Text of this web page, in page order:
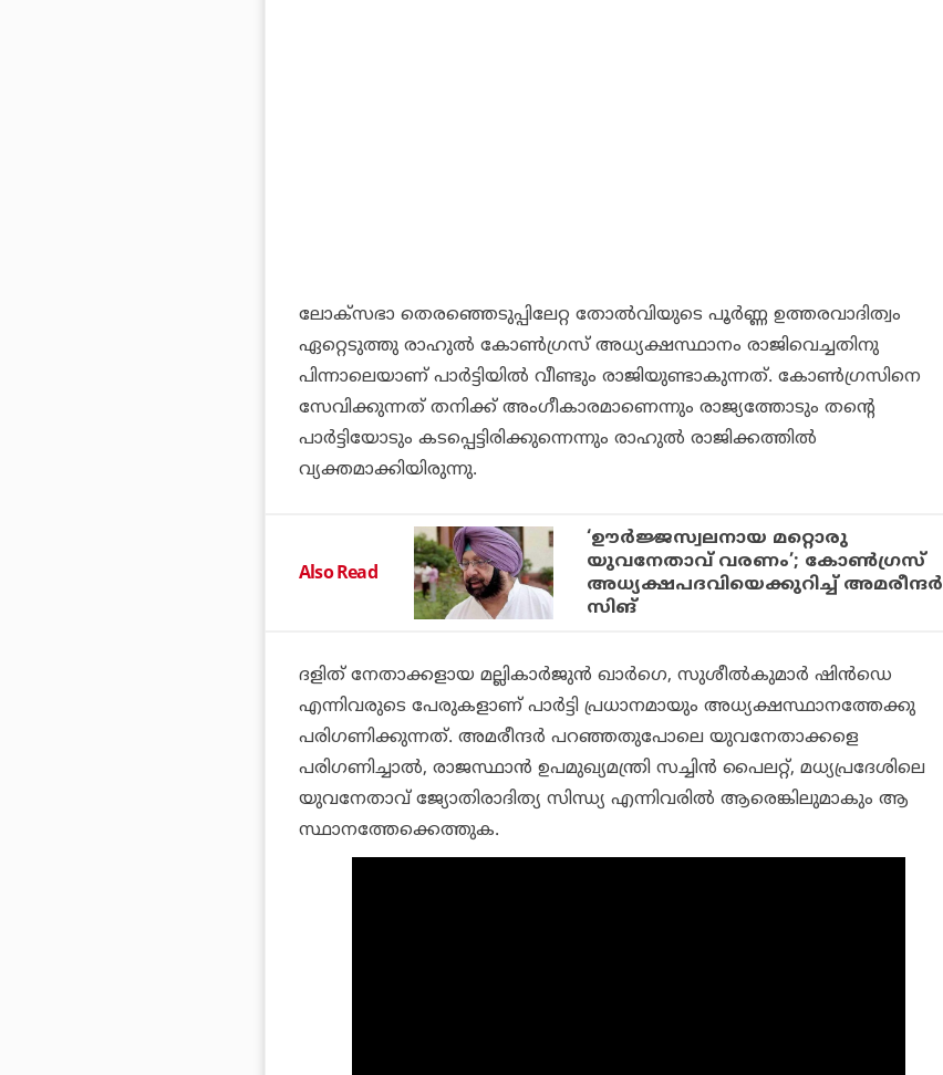
ലോക്‌സഭാ തെരഞ്ഞെടുപ്പിലേറ്റ തോല്‍വിയുടെ പൂര്‍ണ്ണ ഉത്തരവാദിത്വം
ഏറ്റെടുത്തു രാഹുല്‍ കോണ്‍ഗ്രസ് അധ്യക്ഷസ്ഥാനം രാജിവെച്ചതിനു
പിന്നാലെയാണ് പാര്‍ട്ടിയില്‍ വീണ്ടും രാജിയുണ്ടാകുന്നത്. കോണ്‍ഗ്രസിനെ
സേവിക്കുന്നത് തനിക്ക് അംഗീകാരമാണെന്നും രാജ്യത്തോടും തന്റെ
പാര്‍ട്ടിയോടും കടപ്പെട്ടിരിക്കുന്നെന്നും രാഹുല്‍ രാജിക്കത്തില്‍
വ്യക്തമാക്കിയിരുന്നു.
Also Read
‘ഊര്‍ജ്ജസ്വലനായ മറ്റൊരു
യുവനേതാവ് വരണം’; കോണ്‍ഗ്രസ്
അധ്യക്ഷപദവിയെക്കുറിച്ച് അമരീന്ദര്‍
സിങ്
ദളിത് നേതാക്കളായ മല്ലികാര്‍ജുന്‍ ഖാര്‍ഗെ, സുശീല്‍കുമാര്‍ ഷിന്‍ഡെ
എന്നിവരുടെ പേരുകളാണ് പാര്‍ട്ടി പ്രധാനമായും അധ്യക്ഷസ്ഥാനത്തേക്കു
പരിഗണിക്കുന്നത്. അമരീന്ദര്‍ പറഞ്ഞതുപോലെ യുവനേതാക്കളെ
പരിഗണിച്ചാല്‍, രാജസ്ഥാന്‍ ഉപമുഖ്യമന്ത്രി സച്ചിന്‍ പൈലറ്റ്, മധ്യപ്രദേശിലെ
യുവനേതാവ് ജ്യോതിരാദിത്യ സിന്ധ്യ എന്നിവരില്‍ ആരെങ്കിലുമാകും ആ
സ്ഥാനത്തേക്കെത്തുക.